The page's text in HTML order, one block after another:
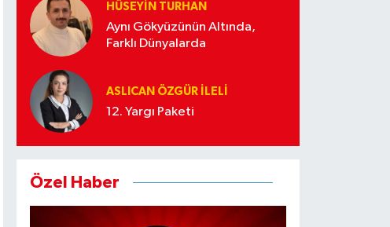
HÜSEYIN TURHAN
Aynı Gökyüzünün Altında,
Farklı Dünyalarda
ASLICAN ÖZGÜR İLELI
12. Yargı Paketi
Özel Haber